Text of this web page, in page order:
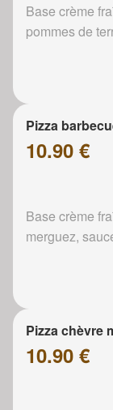
Base crème
pommes de
Pizza
10.90 €
Base crème
merguez,
Pizza chèvre
10.90 €